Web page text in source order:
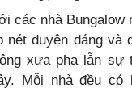
các nhà Bungalow
nét duyên dáng và
xưa pha lẫn sự
Mỗi nhà đều có